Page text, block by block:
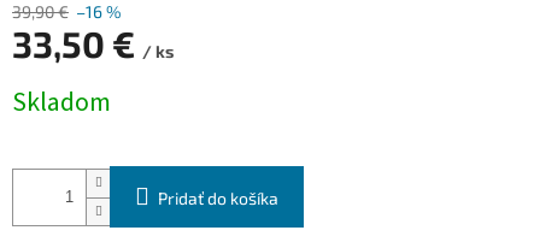
39,90 € –16 %
33,50 € / ks
cena:
Skladom
Pridať do košíka